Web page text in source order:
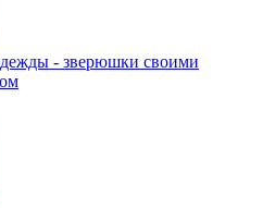
- зверюшки своими